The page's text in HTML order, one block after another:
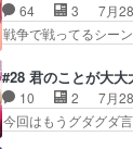
ぞ帝位争い。姉か
子を見に行ったら町
と相手の表情も分
ックナンバーみた
冬月を笑わせよう
を笑わせようとす
がどうでもいいこ
行き当たりばったり
64 3
7月
戦争で戦ってるシ
の存在で揺らぐ14
秘密をあっさり受
って下衆い国なら
バイけどミミいな
#28 君のことが大大
10 2
7月
今回はもうグダグ